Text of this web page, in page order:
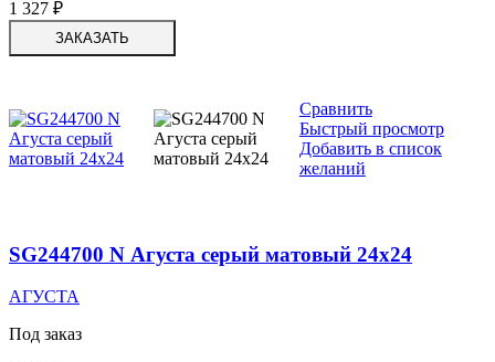
1 327 ₽
ЗАКАЗАТЬ
Сравнить
Быстрый просмотр
Добавить в список
желаний
SG244700 N Агуста серый матовый 24х24
АГУСТА
Под заказ